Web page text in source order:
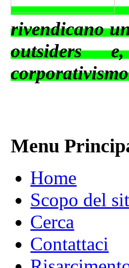
rivendicano
outsiders
Menu
Home
Scopo del
Cerca
Contattaci